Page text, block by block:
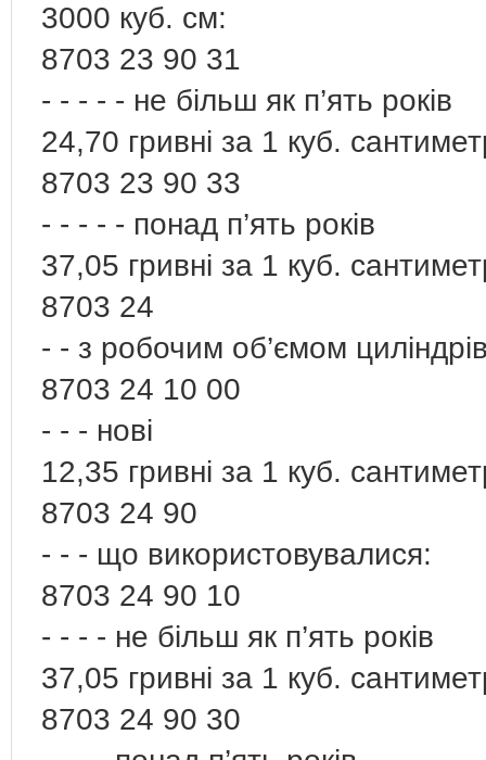
3000 куб. см:
8703 23 90 31
- - - - - не більш як п’ять років
24,70 гривні за 1 куб.
8703 23 90 33
- - - - - понад п’ять років
37,05 гривні за 1 куб.
8703 24
- - з робочим об’ємом
8703 24 10 00
- - - нові
12,35 гривні за 1 куб.
8703 24 90
- - - що використовувалися:
8703 24 90 10
- - - - не більш як п’ять років
37,05 гривні за 1 куб.
8703 24 90 30